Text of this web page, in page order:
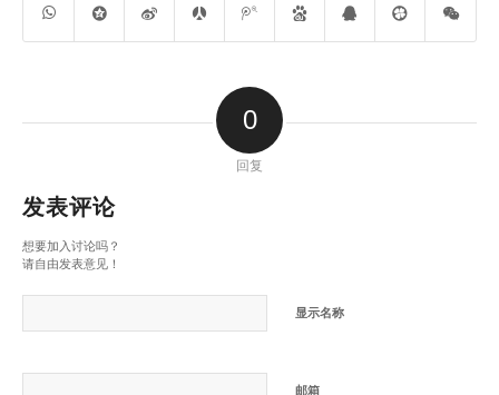
0
回复
发表评论
想要加入讨论吗？
请自由发表意见！
显示名称
邮箱